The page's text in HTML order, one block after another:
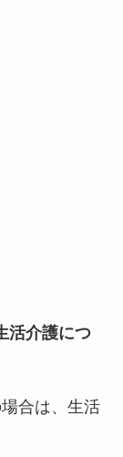
活介護につ
合は、生活